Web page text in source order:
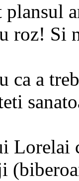
plansul
roz! Si
ca a
Lorelai